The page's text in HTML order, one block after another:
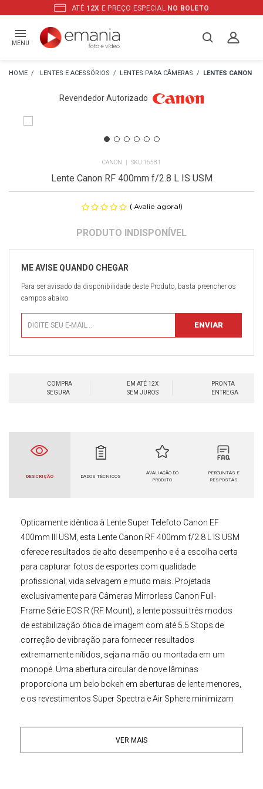
ATÉ 12X E PREÇO ESPECIAL NO BOLETO
MENU
LENTES E ACESSÓRIOS LENTES PARA CÂMERAS LENTES CANON
Revendedor Autorizado
CANON 16581
Lente Canon RF 400mm f/2.8 L IS USM
( Avalie agora!)
Para ser avisado da disponibilidade deste Produto, basta preencher os
campos abaixo.
COMPRA
SEGURA
EM ATÉ 12X
SEM JUROS
PRONTA
ENTREGA
DESCRIÇÃO DADOS TÉCNICOS
AVALIAÇÃO DO
PRODUTO
PERGUNTAS E
RESPOSTAS
Opticamente idêntica à Lente Super Telefoto Canon EF
400mm III USM , esta
Lente Canon RF 400mm f/2.8 L IS USM
oferece resultados de alto desempenho e é a escolha certa
para capturar fotos de esportes com qualidade
profissional, vida selvagem e muito mais. Projetada
exclusivamente para Câmeras Mirrorless Canon Full-
Frame Série EOS R (RF Mount) , a lente possui três modos
de estabilização ótica de imagem com até 5.5 Stops de
correção de vibração para fornecer resultados
extremamente nítidos, seja na mão ou montada em um
monopé. Uma abertura circular de nove lâminas
proporciona um belo bokeh em aberturas de lente menores,
e os revestimentos Super Spectra e Air Sphere minimizam
nítidos ao fotografar em situações de contraluz. Além
disso, os elementos Super UD e fluorita usados no design
VER MAIS